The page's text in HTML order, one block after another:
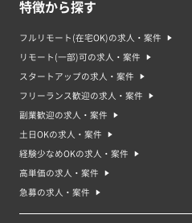
特徴から探す
フルリモート(在宅OK)の求人・案件
リモート(一部)可の求人・案件
スタートアップの求人・案件
フリーランス歓迎の求人・案件
副業歓迎の求人・案件
土日OKの求人・案件
経験少なめOKの求人・案件
高単価の求人・案件
急募の求人・案件